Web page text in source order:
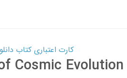
کارت اعتباری کتاب دانلود با 10,000,000 اعتبار دانلود
Cosmic Evolution